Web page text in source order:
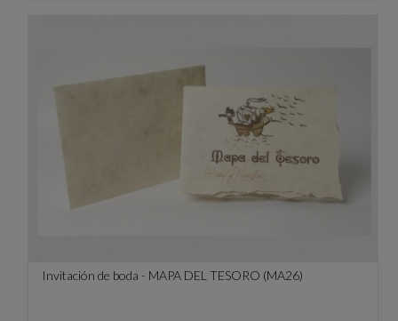
Invitación de boda - MAPA DEL TESORO (MA26)